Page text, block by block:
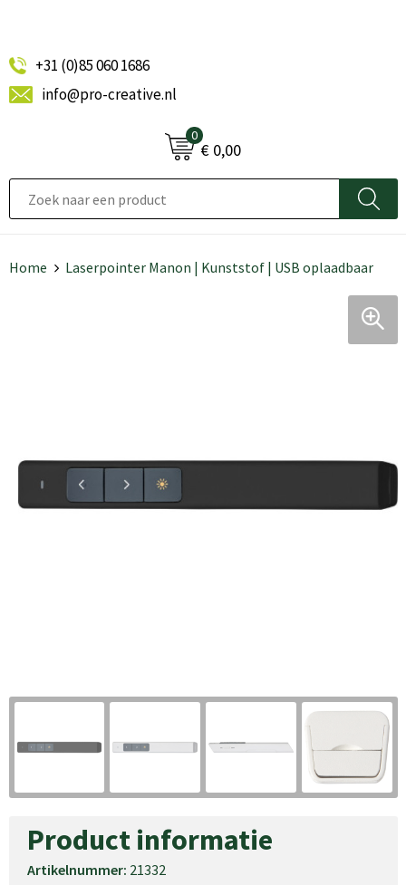
+31 (0)85 060 1686
info@pro-creative.nl
0
€ 0,00
Home Laserpointer Manon | Kunststof | USB oplaadbaar
Product informatie
Artikelnummer: 21332